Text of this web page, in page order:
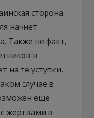
сторона
начнет
Также не факт,
в
на те уступки,
случае в
еще
жертвами в